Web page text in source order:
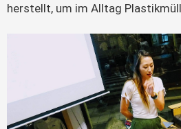
herstellt, um im Alltag